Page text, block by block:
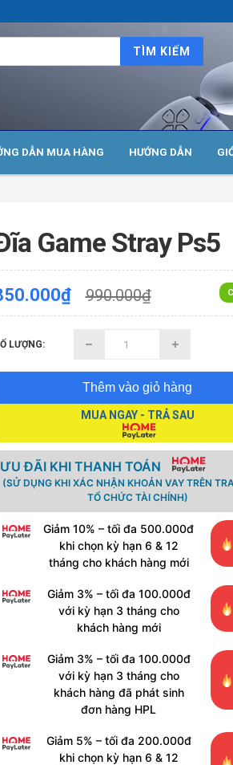
TÌM KIẾM
DẪN MUA HÀNG HƯỚNG DẪN
Game Stray Ps5
990.000₫
LƯỢNG:
Thêm vào giỏ hàng
MUA NGAY - TRẢ SAU
ƯU ĐÃI KHI THANH TOÁN
(SỬ DỤNG KHI XÁC NHẬN KHOẢN VAY TRÊN
TỔ CHỨC TÀI CHÍNH)
Giảm 10% – tối đa 500.000đ
khi chọn kỳ hạn 6 & 12
tháng cho khách hàng mới
Giảm 3% – tối đa 100.000đ
với kỳ hạn 3 tháng cho
khách hàng mới
Giảm 3% – tối đa 100.000đ
với kỳ hạn 3 tháng cho
khách hàng đã phát sinh
đơn hàng HPL
Giảm 5% – tối đa 200.000đ
khi chọn kỳ hạn 6 & 12